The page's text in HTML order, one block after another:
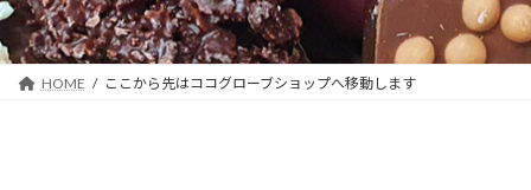
HOME ここから先はココグローブショップへ移動します